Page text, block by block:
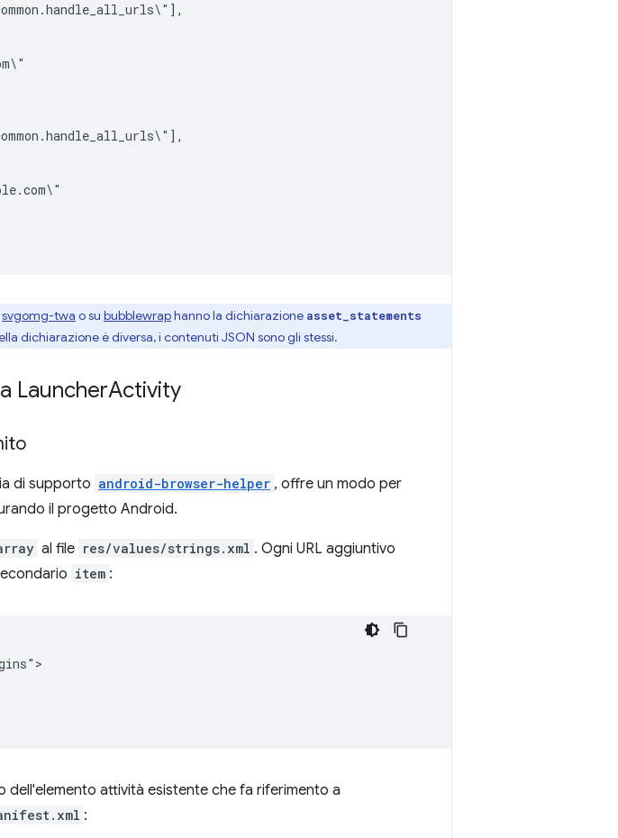
svgomg-twa o su bubblewraphanno la dichiarazione asset_statements
dichiarazione è diversa, i contenuti JSON sono gli stessi.
LauncherActivity
di supporto android-browser-helper , offre un modo per
il progetto Android.
al file res/values/strings.xml . Ogni URL aggiuntivo
item :
dell'elemento attività esistente che fa riferimento a
: